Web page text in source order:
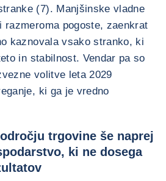
(7). Manjšinske vladne
razmeroma pogoste, zaenkrat
kaznovala vsako stranko, ki
in stabilnost. Vendar pa so
volitve leta 2029
ki ga je vredno
trgovine še naprej
ki ne dosega